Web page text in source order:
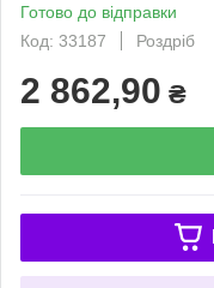
Готово до відправки
Код: 33187
Роздріб
2 862,90 ₴